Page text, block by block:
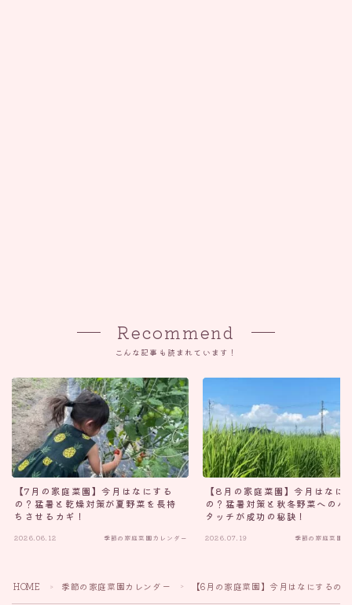
Recommend
こんな記事も読まれています！
【7月の家庭菜園】今月はなにする
の？猛暑と乾燥対策が夏野菜を長持
ちさせるカギ！
2026.06.12 季節の家庭菜園カレンダー
【8月の家庭菜園】今月はなに
の？猛暑対策と秋冬野菜へのバ
タッチが成功の秘訣！
2026.07.19 季節の家庭菜園
HOME ＞ 季節の家庭菜園カレンダー ＞ 【6月の家庭菜園】今月はなにするの